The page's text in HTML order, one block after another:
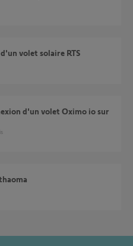
volet solaire RTS